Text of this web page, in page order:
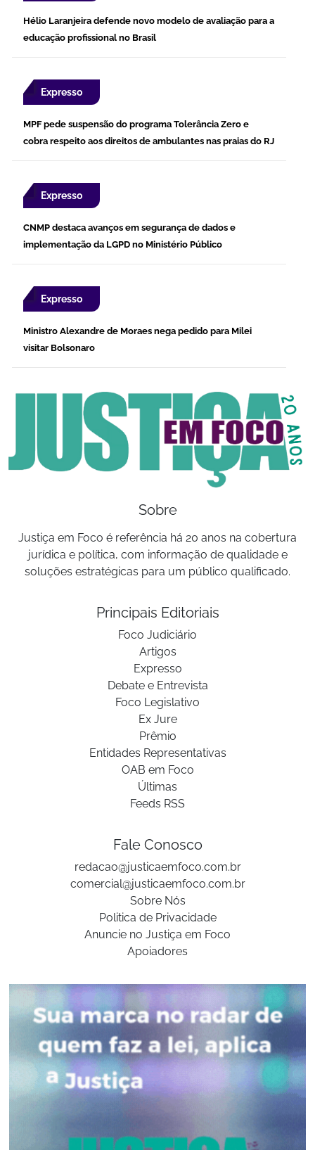
Hélio Laranjeira defende novo modelo de avaliação para a
educação profissional no Brasil
Expresso
MPF pede suspensão do programa Tolerância Zero e
cobra respeito aos direitos de ambulantes nas praias do RJ
Expresso
CNMP destaca avanços em segurança de dados e
implementação da LGPD no Ministério Público
Expresso
Ministro Alexandre de Moraes nega pedido para Milei
visitar Bolsonaro
Sobre
Justiça em Foco é referência há 20 anos na cobertura
jurídica e política, com informação de qualidade e
soluções estratégicas para um público qualificado.
Principais Editoriais
Foco Judiciário
Artigos
Expresso
Debate e Entrevista
Foco Legislativo
Ex Jure
Prêmio
Entidades Representativas
OAB em Foco
Últimas
Feeds RSS
Fale Conosco
redacao@justicaemfoco.com.br
comercial@justicaemfoco.com.br
Sobre Nós
Politica de Privacidade
Anuncie no Justiça em Foco
Apoiadores